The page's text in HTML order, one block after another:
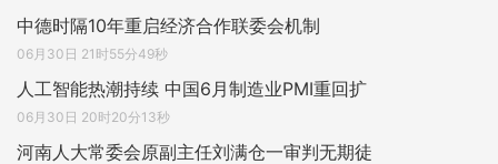
中德时隔10年重启经济合作联委会机制
06月30日 21时55分49秒
人工智能热潮持续 中国6月制造业PMI重回扩
06月30日 20时20分13秒
河南人大常委会原副主任刘满仓一审判无期徒